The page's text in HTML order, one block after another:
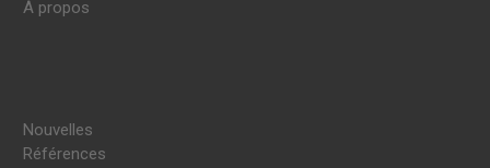
À propos
Nouvelles
Références